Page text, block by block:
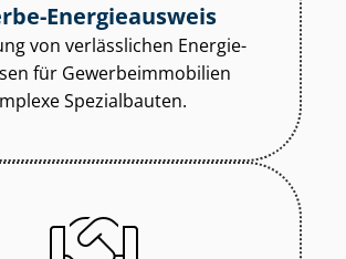
Energieausweis
von verlässlichen En­er­gie­
für Ge­wer­be­im­mo­bi­li­en
Spezialbauten.